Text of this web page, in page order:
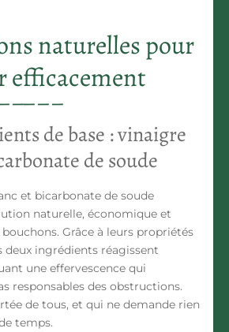
naturelles pour
efficacement
de base : vinaigre
de soude
et bicarbonate de soude
naturelle, économique et
Grâce à leurs propriétés
deux ingrédients réagissent
une effervescence qui
responsables des obstructions.
de tous, et qui ne demande rien
temps.